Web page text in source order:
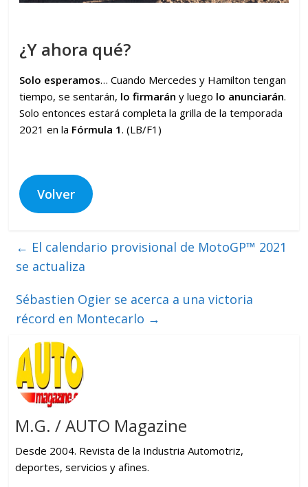
¿Y ahora qué?
Solo esperamos… Cuando Mercedes y Hamilton tengan
tiempo, se sentarán, lo firmarán y luego lo anunciarán.
Solo entonces estará completa la grilla de la temporada
2021 en la Fórmula 1. (LB/F1)
Volver
← El calendario provisional de MotoGP™ 2021
se actualiza
Sébastien Ogier se acerca a una victoria
récord en Montecarlo →
M.G. / AUTO Magazine
Desde 2004. Revista de la Industria Automotriz,
deportes, servicios y afines.